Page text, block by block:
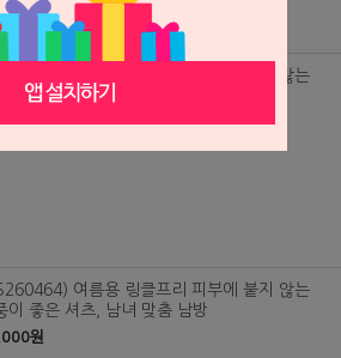
여름용 링클프리 피부에 붙지 않는
이 좋은 셔츠, 남녀 맞춤 남방
원
여름용 링클프리 피부에 붙지 않는
이 좋은 셔츠, 남녀 맞춤 남방
원